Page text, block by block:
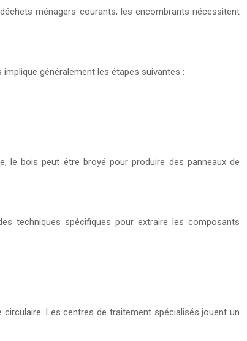
ménagers courants, les encombrants nécessitent
généralement les étapes suivantes :
le bois peut être broyé pour produire des panneaux de
techniques spécifiques pour extraire les composants
Les centres de traitement spécialisés jouent un